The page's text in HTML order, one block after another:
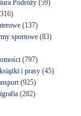
Podróży(59)
(137)
sportowe(83)
(797)
i prasy(45)
(925)
(282)